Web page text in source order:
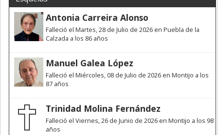
Antonia Carreira Alonso
Falleció el Martes, 28 de Julio de 2026 en Puebla de la
Calzada a los 86 años
Manuel Galea López
Falleció el Miércoles, 08 de Julio de 2026 en Montijo a los
87 años
Trinidad Molina Fernández
Falleció el Viernes, 26 de Junio de 2026 en Montijo a los 98
años